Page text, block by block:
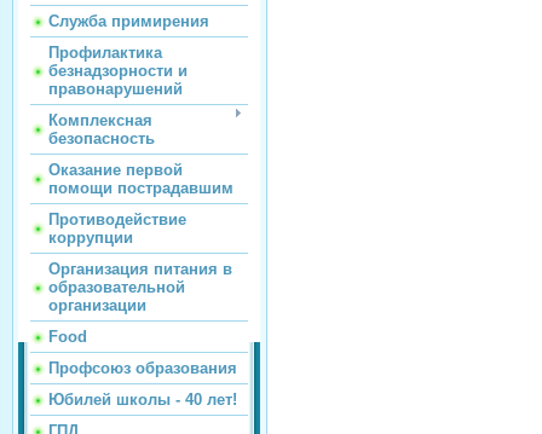
Служба примирения
Профилактика
безнадзорности и
правонарушений
Комплексная
безопасность
Оказание первой
помощи пострадавшим
Противодействие
коррупции
Организация питания в
образовательной
организации
Food
Профсоюз образования
Юбилей школы - 40 лет!